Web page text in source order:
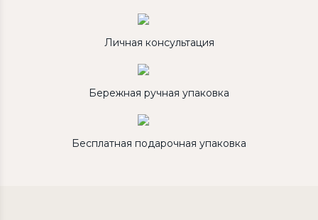
Личная консультация
Бережная ручная упаковка
Бесплатная подарочная упаковка